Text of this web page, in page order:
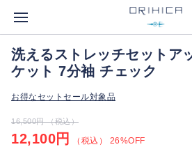
洗えるストレッチセットア
ケット 7分袖 チェック
お得なセットセール対象品
16,500円 （税込）
12,100円 （税込） 26%OFF